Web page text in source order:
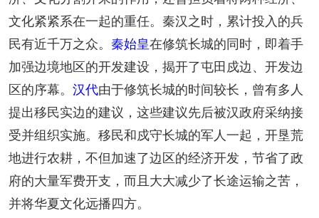
文化紧紧系在一起的重任。秦汉之时，累计投入的兵
民有近千万之众。 秦始皇在修筑长城的同时，即着手
加强边境地区的开发建设，揭开了屯田戍边、开发边
区的序幕。 汉代由于修筑长城的时间较长，曾有多人
提出移民实边的建议，这些建议先后被汉政府采纳接
受并组织实施。移民和戍守长城的军人一起，开垦荒
地进行农耕，不但加速了边区的经济开发，节省了政
府的大量军费开支，而且大大减少了长途运输之苦，
并将华夏文化远播四方。